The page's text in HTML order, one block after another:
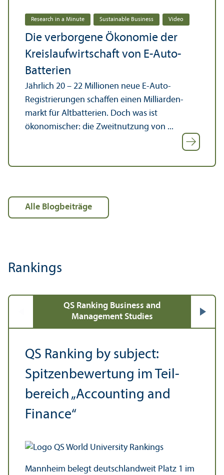
Research in a Minute Sustainable Business Video
Die verborgene Ökonomie der
Kreislaufwirtschaft von E-Auto-
Batterien
Jährlich 20 – 22 Millionen neue E-Auto-
Registrierungen schaffen einen Milliarden­
markt für Altbatterien. Doch was ist
ökonomischer: die Zweitnutzung von ...
alle Blogbeiträge
Rankings
QS Ranking Business and
Management Studies
QS Ranking by subject:
Spitzen­bewertung im Teil­
bereich „Accounting and
Finance“
Mannheim belegt deutschland­weit Platz 1 im